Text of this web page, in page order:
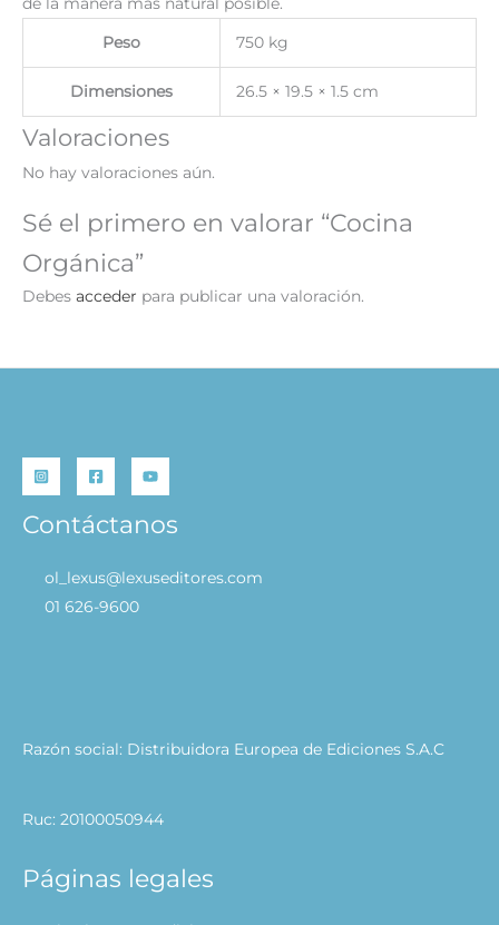
Peso 750 kg
Dimensiones 26.5 × 19.5 × 1.5 cm
Valoraciones
No hay valoraciones aún.
Sé el primero en valorar “Cocina
Orgánica”
Debes acceder para publicar una valoración.
Contáctanos
ol_lexus@lexuseditores.com
01 626-9600
Razón social: Distribuidora Europea de Ediciones S.A.C
Ruc: 20100050944
Páginas legales